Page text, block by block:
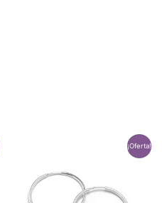
¡Oferta!